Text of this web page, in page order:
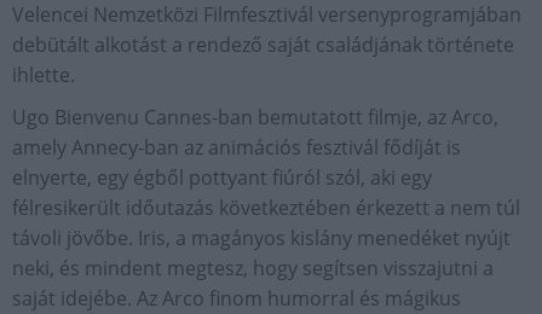
Velencei Nemzetközi Filmfesztivál versenyprogramjában
debütált alkotást a rendező saját családjának története
ihlette.
Ugo Bienvenu Cannes-ban bemutatott filmje, az Arco,
amely Annecy-ban az animációs fesztivál fődíját is
elnyerte, egy égből pottyant fiúról szól, aki egy
félresikerült időutazás következtében érkezett a nem túl
távoli jövőbe. Iris, a magányos kislány menedéket nyújt
neki, és mindent megtesz, hogy segítsen visszajutni a
saját idejébe. Az Arco finom humorral és mágikus